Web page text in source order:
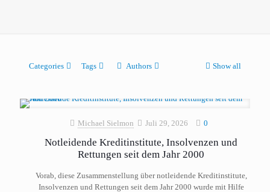
Categories Tags Authors Show all
Michael Sielmon Juli 29, 2026 0
Notleidende Kreditinstitute, Insolvenzen und
Rettungen seit dem Jahr 2000
Vorab, diese Zusammenstellung über notleidende Kreditinstitute,
Insolvenzen und Rettungen seit dem Jahr 2000 wurde mit Hilfe